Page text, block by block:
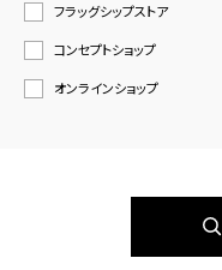
フラッグシップストア
コンセプトショップ
オンラインショップ